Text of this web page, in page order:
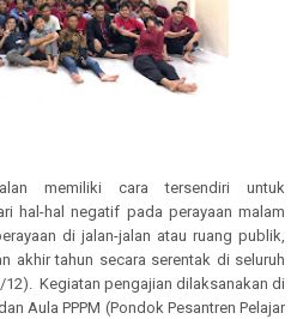
memiliki cara tersendiri untuk
hal-hal negatif pada perayaan malam
di jalan-jalan atau ruang publik,
akhir tahun secara serentak di seluruh
Kegiatan pengajian dilaksanakan di
Aula PPPM (Pondok Pesantren Pelajar